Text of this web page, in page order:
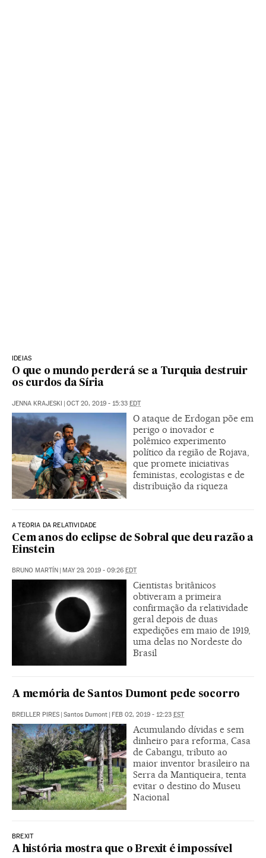
IDEIAS
O que o mundo perderá se a Turquia destruir
os curdos da Síria
JENNA KRAJESKI | OCT 20, 2019 - 15:33 EDT
O ataque de Erdogan põe em
perigo o inovador e
polêmico experimento
político da região de Rojava,
que promete iniciativas
feministas, ecologistas e de
distribuição da riqueza
A TEORIA DA RELATIVIDADE
Cem anos do eclipse de Sobral que deu razão a
Einstein
BRUNO MARTÍN | MAY 29, 2019 - 09:26 EDT
Cientistas britânicos
obtiveram a primeira
confirmação da relatividade
geral depois de duas
expedições em maio de 1919,
uma delas no Nordeste do
Brasil
A memória de Santos Dumont pede socorro
BREILLER PIRES | Santos Dumont | FEB 02, 2019 - 12:23 EST
Acumulando dívidas e sem
dinheiro para reforma, Casa
de Cabangu, tributo ao
maior inventor brasileiro na
Serra da Mantiqueira, tenta
evitar o destino do Museu
Nacional
BREXIT
A história mostra que o Brexit é impossível